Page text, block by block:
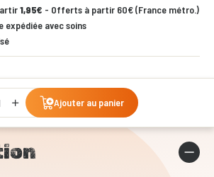
1,95€ - Offerts à partir 60€ (France métro.)
expédiée avec soins
Ajouter au panier